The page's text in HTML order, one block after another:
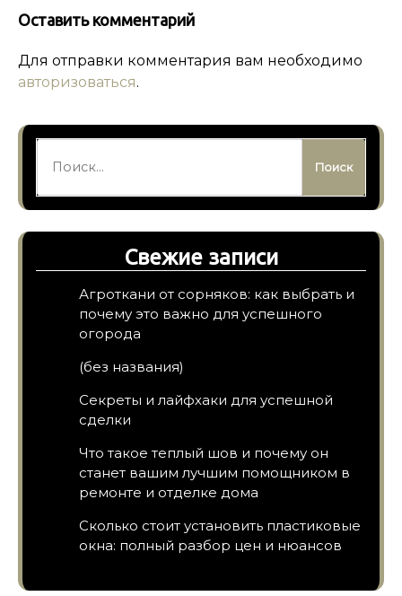
Оставить комментарий
Для отправки комментария вам необходимо
авторизоваться.
Свежие записи
Агроткани от сорняков: как выбрать и
почему это важно для успешного
огорода
(без названия)
Секреты и лайфхаки для успешной
сделки
Что такое теплый шов и почему он
станет вашим лучшим помощником в
ремонте и отделке дома
Сколько стоит установить пластиковые
окна: полный разбор цен и нюансов